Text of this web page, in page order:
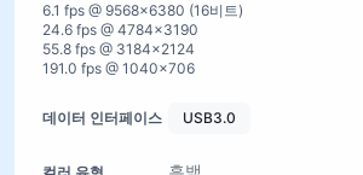
6.1 fps @ 9568×6380 (16비트)
24.6 fps @ 4784×3190
55.8 fps @ 3184×2124
191.0 fps @ 1040×706
USB3.0